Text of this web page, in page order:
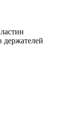
держателей